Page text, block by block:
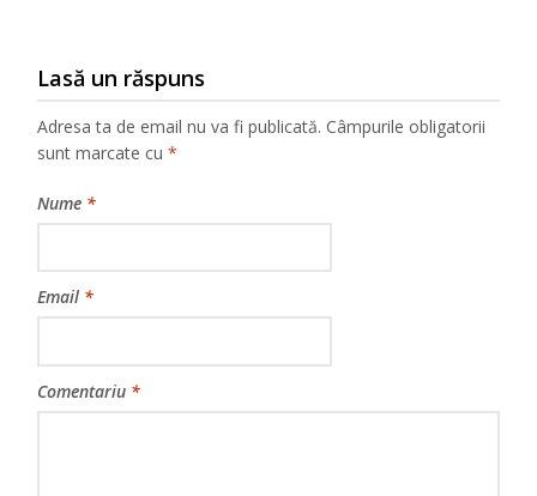
Lasă un răspuns
Adresa ta de email nu va fi publicată. Câmpurile obligatorii
sunt marcate cu*
Nume *
Email *
Comentariu *